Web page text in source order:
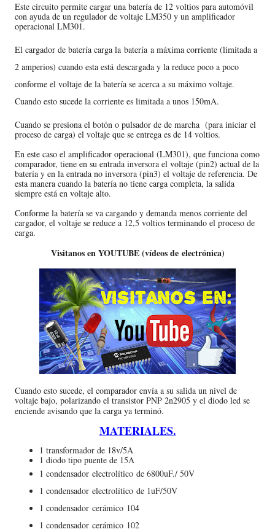
Este circuito permite cargar una batería de 12 voltios para automóvil
con ayuda de un regulador de voltaje LM350 y un amplificador
operacional LM301.
El cargador de batería carga la batería a máxima corriente (limitada a
2 amperios) cuando esta está descargada y la reduce poco a poco
conforme el voltaje de la batería se acerca a su máximo voltaje.
Cuando esto sucede la corriente es limitada a unos 150mA.
Cuando se presiona el botón o pulsador de de marcha (para iniciar el
proceso de carga) el voltaje que se entrega es de 14 voltios.
En este caso el amplificador operacional (LM301), que funciona como
comparador, tiene en su entrada inversora el voltaje (pin2) actual de la
batería y en la entrada no inversora (pin3) el voltaje de referencia. De
esta manera cuando la batería no tiene carga completa, la salida
siempre está en voltaje alto.
Conforme la batería se va cargando y demanda menos corriente del
cargador, el voltaje se reduce a 12,5 voltios terminando el proceso de
carga.
Visitanos en YOUTUBE (vídeos de electrónica)
Cuando esto sucede, el comparador envía a su salida un nivel de
voltaje bajo, polarizando el transistor PNP 2n2905 y el diodo led se
enciende avisando que la carga ya terminó.
MATERIALES.
1 transformador de 18v/5A
1 diodo tipo puente de 15A
1 condensador electrolítico de 6800uF./ 50V
1 condensador electrolítico de 1uF/50V
1 condensador cerámico 104
1 condensador cerámico 102